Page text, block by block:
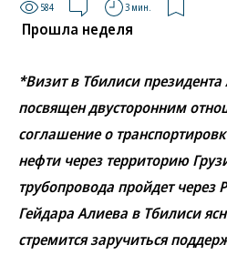
584 3 мин.
Прошла неделя
*Визит в Тбилиси
посвящен двусторонним
соглашение о
нефти через территорию
трубопровода пройдет через
Гейдара Алиева в Тбилиси
стремится заручиться